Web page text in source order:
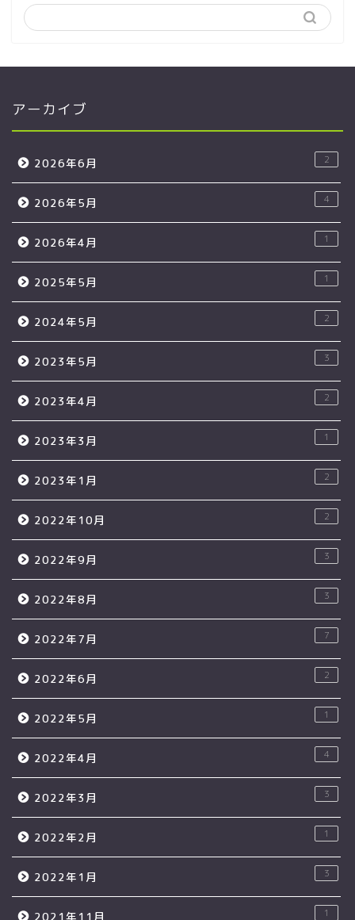
アーカイブ
2026年6月 2
2026年5月 4
2026年4月 1
2025年5月 1
2024年5月 2
2023年5月 3
2023年4月 2
2023年3月 1
2023年1月 2
2022年10月 2
2022年9月 3
2022年8月 3
2022年7月 7
2022年6月 2
2022年5月 1
2022年4月 4
2022年3月 3
2022年2月 1
2022年1月 3
2021年11月 1